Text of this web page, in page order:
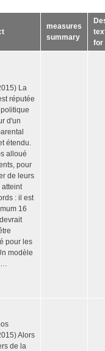
measures
summary
for
La
réputée
d'un
étendu.
alloué
pour
de leurs
atteint
: il est
16
pour les
modèle
Alors
de la